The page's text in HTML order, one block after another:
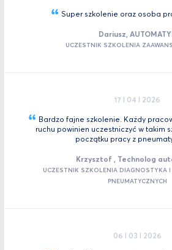
Super szkolenie oraz osoba
Dariusz,
UCZESTNIK SZKOLENIA
17 I 04 I 2026
Bardzo fajne szkolenie. Każdy
ruchu powinien uczestniczyć w takim
początku pracy z
Krzysztof , Technolog
UCZESTNIK SZKOLENIA DIAGNOSTYKA
PNEUMATYCZNYCH
06 I 03 I 2026